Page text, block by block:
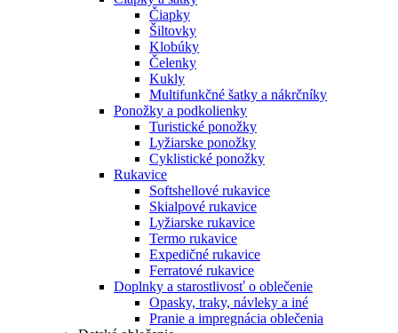
Čiapky
Šiltovky
Klobúky
Čelenky
Kukly
Multifunkčné šatky a nákrčníky
Ponožky a podkolienky
Turistické ponožky
Lyžiarske ponožky
Cyklistické ponožky
Rukavice
Softshellové rukavice
Skialpové rukavice
Lyžiarske rukavice
Termo rukavice
Expedičné rukavice
Ferratové rukavice
Doplnky a starostlivosť o oblečenie
Opasky, traky, návleky a iné
Pranie a impregnácia oblečenia